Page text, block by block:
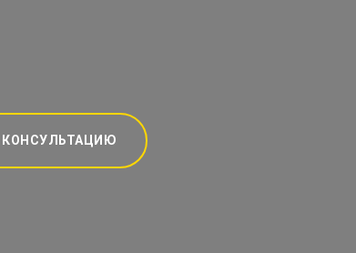
КОНСУЛЬТАЦИЮ